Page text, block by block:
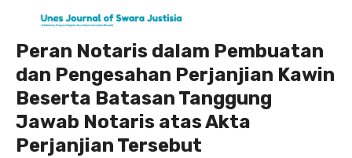
Peran Notaris dalam Pembuatan
dan Pengesahan Perjanjian Kawin
Beserta Batasan Tanggung
Jawab Notaris atas Akta
Perjanjian Tersebut